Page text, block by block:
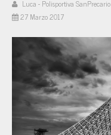
Luca - Polisportiva SanPrecario
27 Marzo 2017